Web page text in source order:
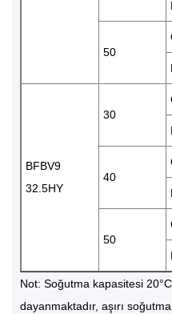
50
BFBV9
32.5HY
30
40
50
Not: Soğutma kapasitesi
dayanmaktadır, aşırı